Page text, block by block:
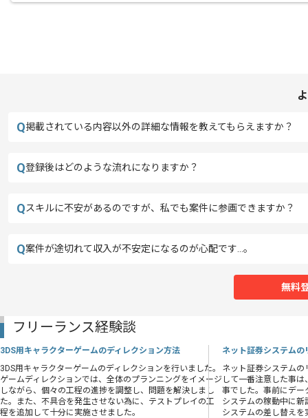
Q掲載されている内容以外の詳細な情報を教えてもらえますか？
Q登録後はどのような流れになりますか？
Qスキルに不安があるのですが、私でも案件に参画できますか？
Q案件が途切れて収入が不安定になるのが心配です…。
無料
フリーランス経験談
3DS用キャラクターゲームのディレクション方法
3DS用キャラクターゲームのディレクションを行いました。
ゲームディレクションでは、全体のプランニングをイメージ
しながら、個々の工程の進捗を調整し、問題を解決しまし
た。また、不具合を発生させない為に、テストプレイの工
程を追加して十分に実施させました。
ネット証券システム
ネット証券システム
して一番注意した事
事でした。事前にデ
システムの稼動中に
システムの差し替えを